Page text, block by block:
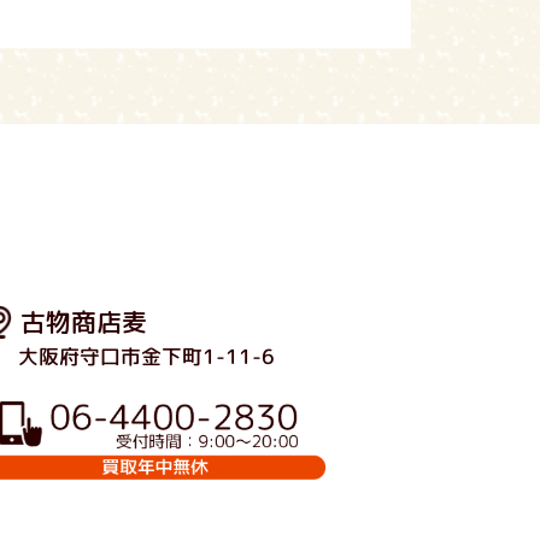
古物商店麦
大阪府守口市金下町1-11-6